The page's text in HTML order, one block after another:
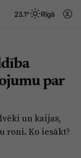
23.1° Rīgā
par
un kaijas,
roni. Ko iesākt?